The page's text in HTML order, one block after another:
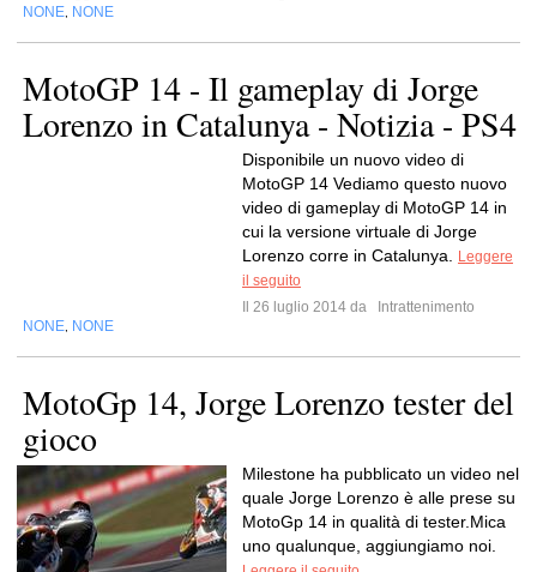
NONE NONE
MotoGP 14 - Il gameplay di Jorge
Lorenzo in Catalunya - Notizia - PS4
Disponibile un nuovo video di
MotoGP 14 Vediamo questo nuovo
video di gameplay di MotoGP 14 in
cui la versione virtuale di Jorge
Lorenzo corre in Catalunya.
Leggere
il seguito
Il 26 luglio 2014 da
Intrattenimento
NONE NONE
MotoGp 14, Jorge Lorenzo tester del
gioco
Milestone ha pubblicato un video nel
quale Jorge Lorenzo è alle prese su
MotoGp 14 in qualità di tester.Mica
uno qualunque, aggiungiamo noi.